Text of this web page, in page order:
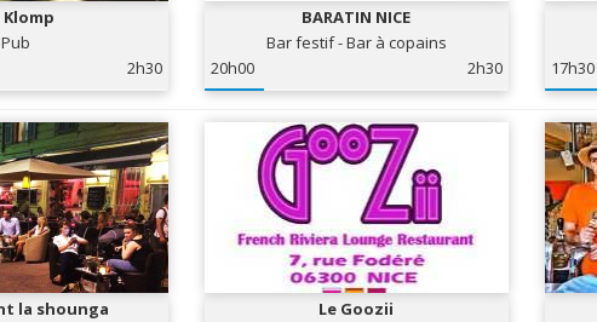
Klomp
Pub
2h30
BARATIN NICE
Bar festif - Bar à copains
20h00
2h30
17h30
la shounga
Le Goozii